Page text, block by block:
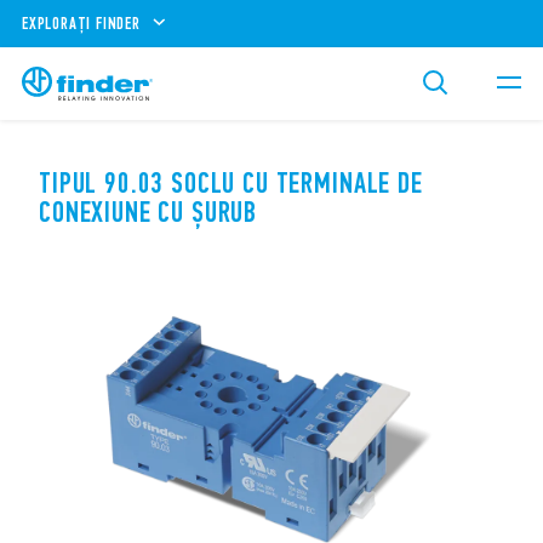
EXPLORAȚI FINDER
TIPUL 90.03 SOCLU CU TERMINALE DE
CONEXIUNE CU ȘURUB